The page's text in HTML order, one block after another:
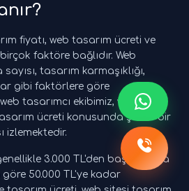
fiyatı, web tasarım ücreti ve
faktöre bağlıdır. Web
tasarım karmaşıklığı,
gibi faktörlere göre
tasarımcı ekibimiz, web sitesi
ücreti konusunda şeffaf bir
izlemektedir.
3.000 TL'den başlamakta
50.000 TL'ye kadar